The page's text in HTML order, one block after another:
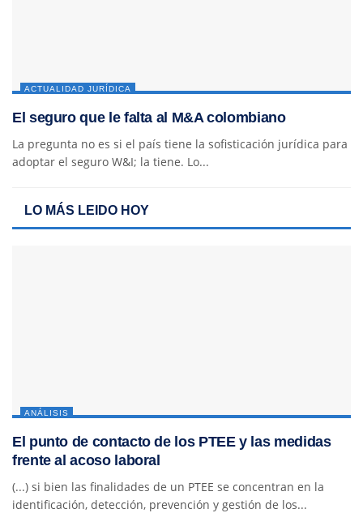
ACTUALIDAD JURÍDICA
El seguro que le falta al M&A colombiano
La pregunta no es si el país tiene la sofisticación jurídica para
adoptar el seguro W&I; la tiene. Lo...
LO MÁS LEIDO HOY
ANÁLISIS
El punto de contacto de los PTEE y las medidas
frente al acoso laboral
(...) si bien las finalidades de un PTEE se concentran en la
identificación, detección, prevención y gestión de los...